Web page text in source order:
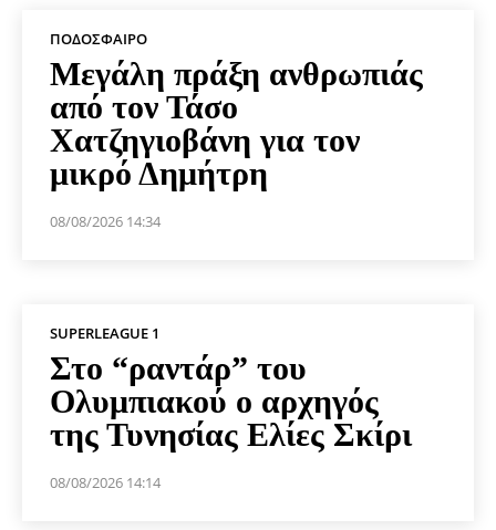
ΠΟΔΌΣΦΑΙΡΟ
Μεγάλη πράξη ανθρωπιάς
από τον Τάσο
Χατζηγιοβάνη για τον
μικρό Δημήτρη
08/08/2026 14:34
SUPERLEAGUE 1
Στο “ραντάρ” του
Ολυμπιακού ο αρχηγός
της Τυνησίας Ελίες Σκίρι
08/08/2026 14:14